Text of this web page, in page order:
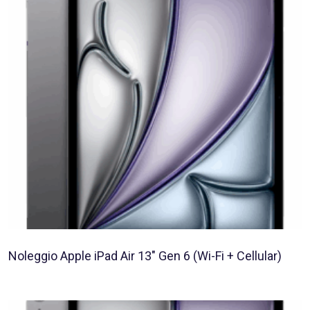
Noleggio Apple iPad Air 13″ Gen 6 (Wi-Fi + Cellular)